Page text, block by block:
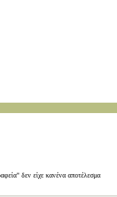
δεν είχε κανένα αποτέλεσμα